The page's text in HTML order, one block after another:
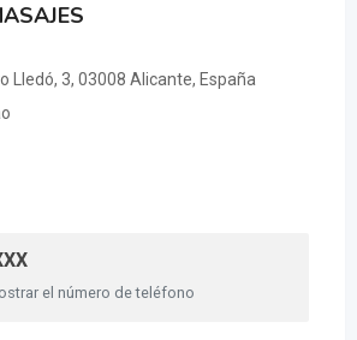
Lledó, 3, 03008 Alicante, España
el número de teléfono